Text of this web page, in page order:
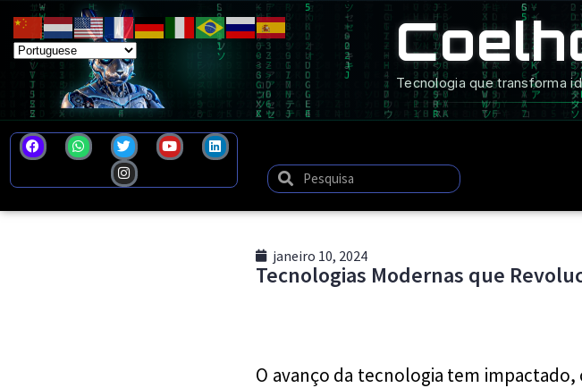
Tecnologia que transforma
janeiro 10, 2024
Tecnologias Modernas que
O avanço da tecnologia tem